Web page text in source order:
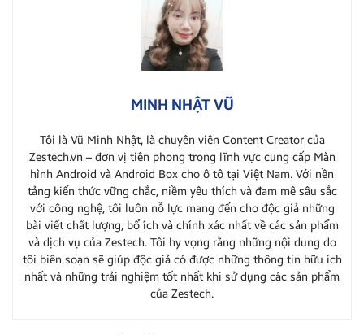
MINH NHẬT VŨ
Tôi là Vũ Minh Nhật, là chuyên viên Content Creator của
Zestech.vn – đơn vị tiên phong trong lĩnh vực cung cấp Màn
hình Android và Android Box cho ô tô tại Việt Nam. Với nền
tảng kiến thức vững chắc, niềm yêu thích và đam mê sâu sắc
với công nghệ, tôi luôn nỗ lực mang đến cho độc giả những
bài viết chất lượng, bổ ích và chính xác nhất về các sản phẩm
và dịch vụ của Zestech. Tôi hy vọng rằng những nội dung do
tôi biên soạn sẽ giúp độc giả có được những thông tin hữu ích
nhất và những trải nghiệm tốt nhất khi sử dụng các sản phẩm
của Zestech.